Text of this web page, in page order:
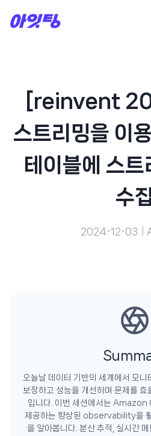
[reinvent
스트리밍을 이
테이블에 스트
수집
2024-12-03
오늘날 데이터 기반의 세계에서 모니
보장하고 성능을 개선하며 문제를 효
입니다. 이번 세션에서는
제공하는 향상된 observability을
을 알아봅니다. 분산 추적, 실시간